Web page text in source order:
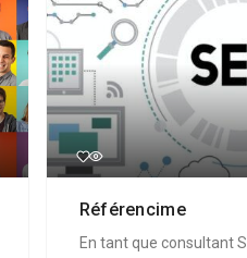
Référencime
En tant que consultant